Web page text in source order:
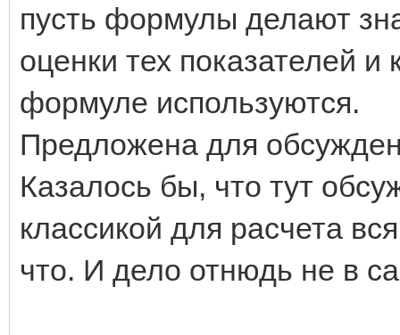
пусть формулы делают
оценки тех показателей
формуле используются.
Предложена для
Казалось бы, что тут
классикой для расчета
что. И дело отнюдь не в